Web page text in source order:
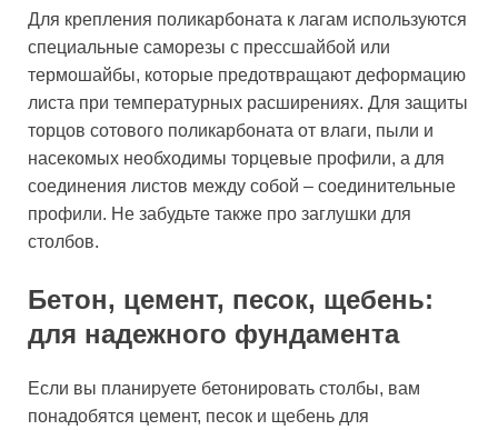
Для крепления поликарбоната к лагам используются
специальные саморезы с прессшайбой или
термошайбы, которые предотвращают деформацию
листа при температурных расширениях. Для защиты
торцов сотового поликарбоната от влаги, пыли и
насекомых необходимы торцевые профили, а для
соединения листов между собой – соединительные
профили. Не забудьте также про заглушки для
столбов.
Бетон, цемент, песок, щебень:
для надежного фундамента
Если вы планируете бетонировать столбы, вам
понадобятся цемент, песок и щебень для